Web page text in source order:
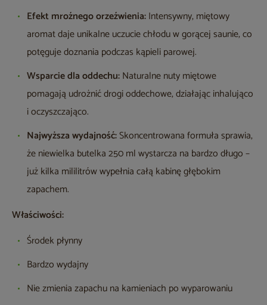
Efekt mroźnego orzeźwienia:Intensywny, miętowy
aromat daje unikalne uczucie chłodu w gorącej saunie, co
potęguje doznania podczas kąpieli parowej.
Wsparcie dla oddechu:Naturalne nuty miętowe
pomagają udrożnić drogi oddechowe, działając inhalująco
i oczyszczająco.
Najwyższa wydajność:Skoncentrowana formuła sprawia,
że niewielka butelka 250 ml wystarcza na bardzo długo –
już kilka mililitrów wypełnia całą kabinę głębokim
zapachem.
Właściwości:
Środek płynny
Bardzo wydajny
Nie zmienia zapachu na kamieniach po wyparowaniu